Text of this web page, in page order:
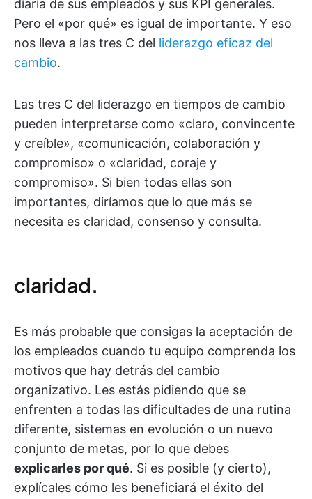
diaria de sus empleados y sus KPI generales.
Pero el «por qué» es igual de importante. Y eso
nos lleva a las tres C del liderazgo eficaz del
cambio.
Las tres C del liderazgo en tiempos de cambio
pueden interpretarse como «claro, convincente
y creíble», «comunicación, colaboración y
compromiso» o «claridad, coraje y
compromiso». Si bien todas ellas son
importantes, diríamos que lo que más se
necesita es claridad, consenso y consulta.
claridad.
Es más probable que consigas la aceptación de
los empleados cuando tu equipo comprenda los
motivos que hay detrás del cambio
organizativo. Les estás pidiendo que se
enfrenten a todas las dificultades de una rutina
diferente, sistemas en evolución o un nuevo
conjunto de metas, por lo que debes
explicarles por qué. Si es posible (y cierto),
explícales cómo les beneficiará el éxito del